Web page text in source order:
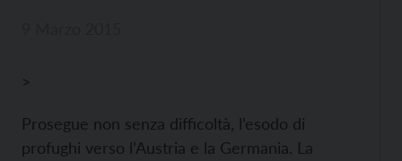
>
Prosegue non senza difficoltà, l’esodo di
profughi verso l’Austria e la Germania. La